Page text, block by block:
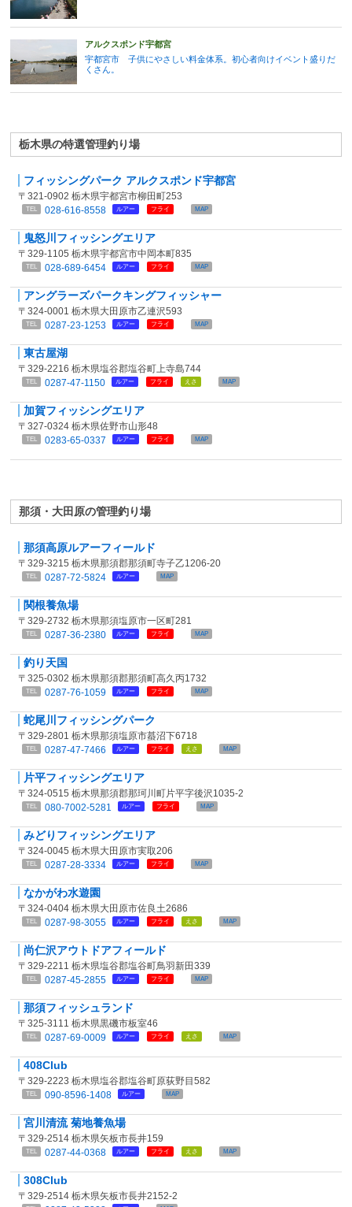
アルクスポンド宇都宮
宇都宮市 子供にやさしい料金体系。初心者向けイベント盛りだ
くさん。
栃木県の特選管理釣り場
フィッシングパーク アルクスポンド宇都宮
〒321-0902 栃木県宇都宮市柳田町253
TEL 028-616-8558 ルアー フライ MAP
鬼怒川フィッシングエリア
〒329-1105 栃木県宇都宮市中岡本町835
TEL 028-689-6454 ルアー フライ MAP
アングラーズパークキングフィッシャー
〒324-0001 栃木県大田原市乙連沢593
TEL 0287-23-1253 ルアー フライ MAP
東古屋湖
〒329-2216 栃木県塩谷郡塩谷町上寺島744
TEL 0287-47-1150 ルアー フライ えさ MAP
加賀フィッシングエリア
〒327-0324 栃木県佐野市山形48
TEL 0283-65-0337 ルアー フライ MAP
那須・大田原の管理釣り場
那須高原ルアーフィールド
〒329-3215 栃木県那須郡那須町寺子乙1206-20
TEL 0287-72-5824 ルアー MAP
関根養魚場
〒329-2732 栃木県那須塩原市一区町281
TEL 0287-36-2380 ルアー フライ MAP
釣り天国
〒325-0302 栃木県那須郡那須町高久丙1732
TEL 0287-76-1059 ルアー フライ MAP
蛇尾川フィッシングパーク
〒329-2801 栃木県那須塩原市蟇沼下6718
TEL 0287-47-7466 ルアー フライ えさ MAP
片平フィッシングエリア
〒324-0515 栃木県那須郡那珂川町片平字後沢1035-2
TEL 080-7002-5281 ルアー フライ MAP
みどりフィッシングエリア
〒324-0045 栃木県大田原市実取206
TEL 0287-28-3334 ルアー フライ MAP
なかがわ水遊園
〒324-0404 栃木県大田原市佐良土2686
TEL 0287-98-3055 ルアー フライ えさ MAP
尚仁沢アウトドアフィールド
〒329-2211 栃木県塩谷郡塩谷町鳥羽新田339
TEL 0287-45-2855 ルアー フライ MAP
那須フィッシュランド
〒325-3111 栃木県黒磯市板室46
TEL 0287-69-0009 ルアー フライ えさ MAP
408Club
〒329-2223 栃木県塩谷郡塩谷町原荻野目582
TEL 090-8596-1408 ルアー MAP
宮川清流 菊地養魚場
〒329-2514 栃木県矢板市長井159
TEL 0287-44-0368 ルアー フライ えさ MAP
308Club
〒329-2514 栃木県矢板市長井2152-2